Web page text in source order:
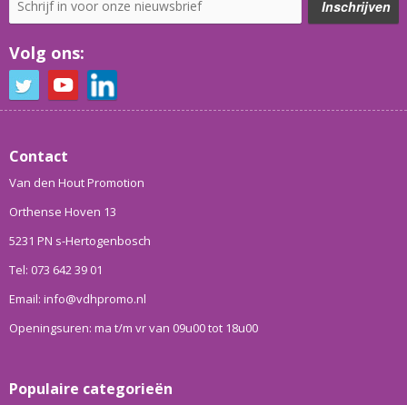
Volg ons:
Contact
Van den Hout Promotion
Orthense Hoven 13
5231 PN s-Hertogenbosch
Tel: 073 642 39 01
Email: info@vdhpromo.nl
Openingsuren: ma t/m vr van 09u00 tot 18u00
Populaire categorieën